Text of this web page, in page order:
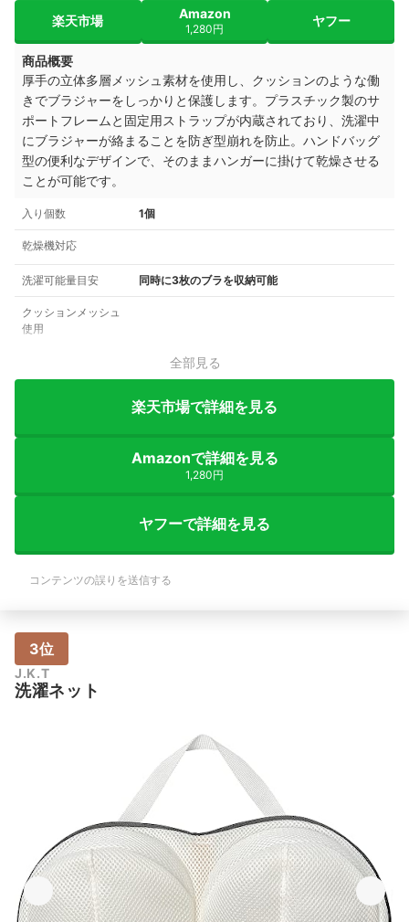
楽天市場 Amazon
1,280円
ヤフー
商品概要
厚手の立体多層メッシュ素材を使用し、クッションのような働
きでブラジャーをしっかりと保護します。プラスチック製のサ
ポートフレームと固定用ストラップが内蔵されており、洗濯中
にブラジャーが絡まることを防ぎ型崩れを防止。ハンドバッグ
型の便利なデザインで、そのままハンガーに掛けて乾燥させる
ことが可能です。
入り個数 1個
乾燥機対応
洗濯可能量目安 同時に3枚のブラを収納可能
クッションメッシュ
使用
全部見る
楽天市場で詳細を見る
Amazonで詳細を見る
1,280円
ヤフーで詳細を見る
コンテンツの誤りを送信する
3位
J.K.T
洗濯ネット